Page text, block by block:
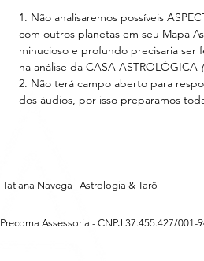
1. Não analisaremos possíveis
com outros planetas em seu Mapa
minucioso e profundo precisaria ser
na análise da CASA ASTROLÓGICA
2. Não terá campo aberto para
dos áudios, por isso preparamos
Precoma Assessoria - CNPJ 37.455.427/001-
Tatiana Navega | Astrologia & Tarô